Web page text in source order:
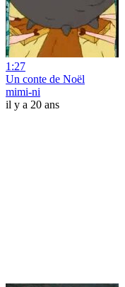
1:27
Un conte de Noël
mimi-ni
il y a 20 ans